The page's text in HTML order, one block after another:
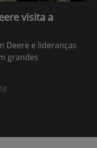
visita a
Deere e lideranças
grandes